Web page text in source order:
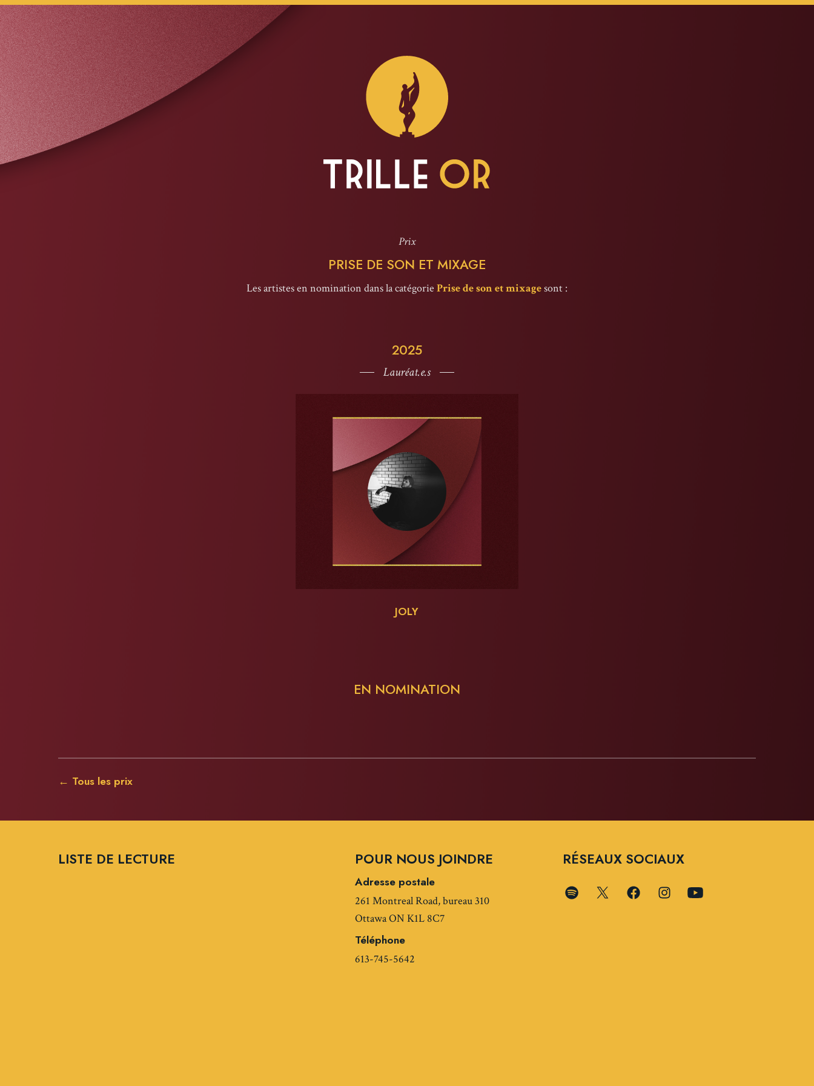
Prix
PRISE DE SON ET MIXAGE
Les artistes en nomination dans la catégorie Prise de son et mixagesont :
2025
Lauréat.e.s
JOLY
EN NOMINATION
← Tous les prix
LISTE DE LECTURE POUR NOUS JOINDRE
Adresse postale
261 Montreal Road, bureau 310
Ottawa ON K1L 8C7
Téléphone
613-745-5642
RÉSEAUX SOCIAUX